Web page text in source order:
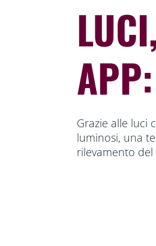
Grazie alle luci
luminosi, una
rilevamento del